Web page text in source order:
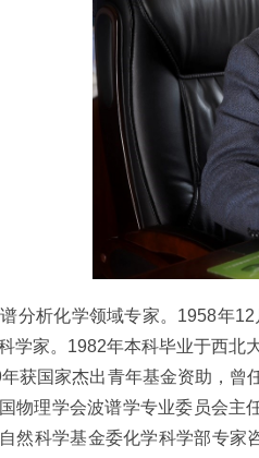
分析化学领域专家。1958年12
学家。1982年本科毕业于西北
获国家杰出青年基金资助，曾
物理学会波谱学专业委员会主
然科学基金委化学科学部专家